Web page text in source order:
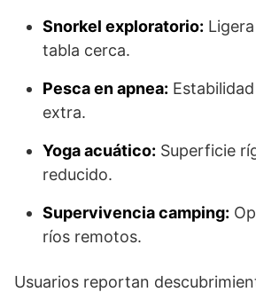
Snorkel exploratorio:
tabla cerca.
Pesca en apnea:
extra.
Yoga acuático: Superficie
reducido.
Supervivencia camping:
ríos remotos.
Usuarios reportan